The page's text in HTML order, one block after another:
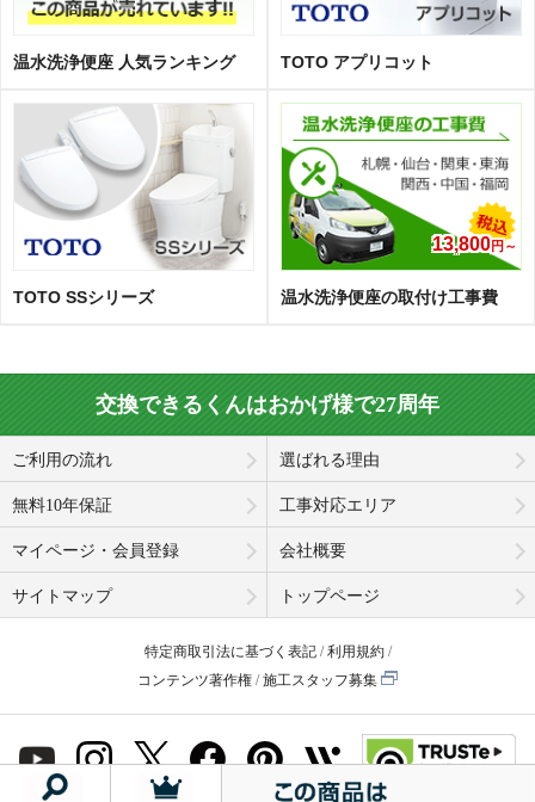
温水洗浄便座 人気ランキング TOTO アプリコット
TOTO SSシリーズ
13,800 円～
温水洗浄便座の取付け工事費
交換できるくんはおかげ様で27周年
ご利用の流れ 選ばれる理由
無料10年保証 工事対応エリア
マイページ・会員登録 会社概要
サイトマップ トップページ
特定商取引法に基づく表記
利用規約
コンテンツ著作権
施工スタッフ募集